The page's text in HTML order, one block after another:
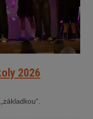
2026